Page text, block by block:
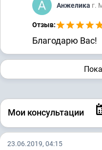
Анжелика г.
Отзыв:
Благодарю Вас!
Мои консультации
23.06.2019, 04:15